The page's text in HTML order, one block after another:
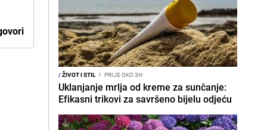
/ŽIVOT I STIL I PRIJE OKO 3H
Uklanjanje mrlja od kreme za sunčanje:
Efikasni trikovi za savršeno bijelu odjeću